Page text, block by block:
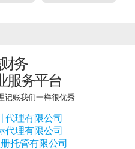
务
服务平台
记账我们一样很优秀
代理有限公司
代理有限公司
托管有限公司